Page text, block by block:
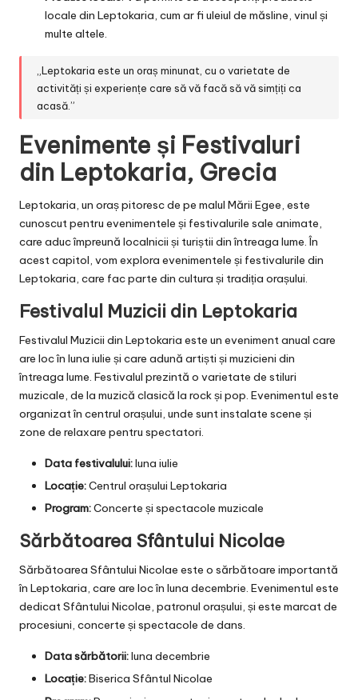
locale din Leptokaria, cum ar fi uleiul de măsline, vinul și
multe altele.
„Leptokaria este un oraș minunat, cu o varietate de
activități și experiențe care să vă facă să vă simțiți ca
acasă.”
Evenimente și Festivaluri
din Leptokaria, Grecia
Leptokaria, un oraș pitoresc de pe malul Mării Egee, este
cunoscut pentru evenimentele și festivalurile sale animate,
care aduc împreună localnicii și turiștii din întreaga lume. În
acest capitol, vom explora evenimentele și festivalurile din
Leptokaria, care fac parte din cultura și tradiția orașului.
Festivalul Muzicii din Leptokaria
Festivalul Muzicii din Leptokaria este un eveniment anual care
are loc în luna iulie și care adună artiști și muzicieni din
întreaga lume. Festivalul prezintă o varietate de stiluri
muzicale, de la muzică clasică la rock și pop. Evenimentul este
organizat în centrul orașului, unde sunt instalate scene și
zone de relaxare pentru spectatori.
Data festivalului:luna iulie
Locație:Centrul orașului Leptokaria
Program:Concerte și spectacole muzicale
Sărbătoarea Sfântului Nicolae
Sărbătoarea Sfântului Nicolae este o sărbătoare importantă
în Leptokaria, care are loc în luna decembrie. Evenimentul este
dedicat Sfântului Nicolae, patronul orașului, și este marcat de
procesiuni, concerte și spectacole de dans.
Data sărbătorii:luna decembrie
Locație:Biserica Sfântul Nicolae